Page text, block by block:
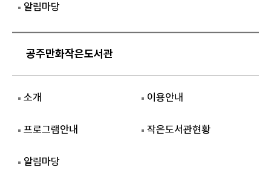
알림마당
공주만화작은도서관
소개 이용안내
프로그램안내 작은도서관현황
알림마당